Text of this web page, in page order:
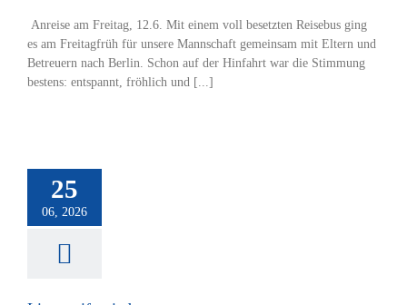
Anreise am Freitag, 12.6. Mit einem voll besetzten Reisebus ging
es am Freitagfrüh für unsere Mannschaft gemeinsam mit Eltern und
Betreuern nach Berlin. Schon auf der Hinfahrt war die Stimmung
bestens: entspannt, fröhlich und [...]
25
06, 2026
wieder an
Rudern